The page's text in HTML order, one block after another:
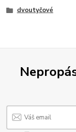
dvoutyčové